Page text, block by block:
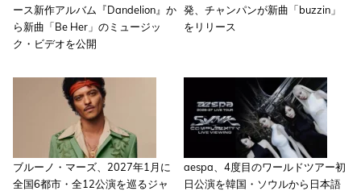
ース新作アルバム『Dandelion』か
ら新曲「Be Her」のミュージッ
ク・ビデオを公開
発、チャンパンが新曲「buzzin」
をリリース
ブルーノ・マーズ、2027年1月に
全国6都市・全12公演を巡るジャ
aespa、4度目のワールドツアー初
日公演を韓国・ソウルから日本語